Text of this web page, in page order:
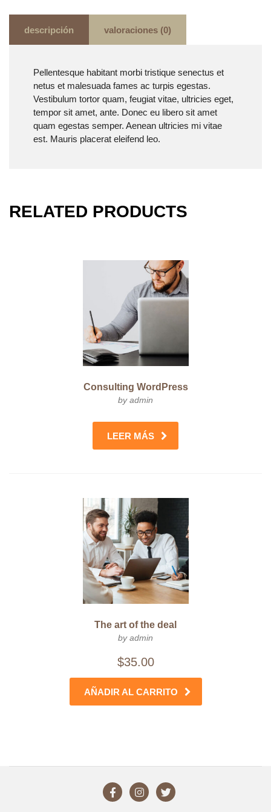
descripción valoraciones (0)
Pellentesque habitant morbi tristique senectus et
netus et malesuada fames ac turpis egestas.
Vestibulum tortor quam, feugiat vitae, ultricies eget,
tempor sit amet, ante. Donec eu libero sit amet
quam egestas semper. Aenean ultricies mi vitae
est. Mauris placerat eleifend leo.
RELATED PRODUCTS
Consulting WordPress
by admin
LEER MÁS
The art of the deal
by admin
$35.00
AÑADIR AL CARRITO